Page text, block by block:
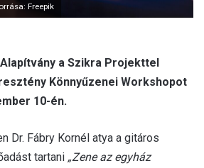
Freepik
a Szikra Projekttel
Könnyűzenei Workshopot
10-én.
Dr. Fábry Kornél atya a gitáros
tartani „Zene az egyház